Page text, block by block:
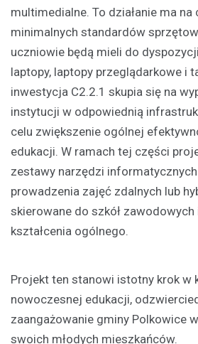
multimedialne. To działanie ma na
minimalnych standardów
uczniowie będą mieli do
laptopy, laptopy przeglądarkowe i
inwestycja C2.2.1 skupia się na
instytucji w odpowiednią
celu zwiększenie ogólnej
edukacji. W ramach tej części
zestawy narzędzi
prowadzenia zajęć zdalnych lub
skierowane do szkół
kształcenia ogólnego.
Projekt ten stanowi istotny krok w
nowoczesnej edukacji,
zaangażowanie gminy Polkowice
swoich młodych mieszkańców.